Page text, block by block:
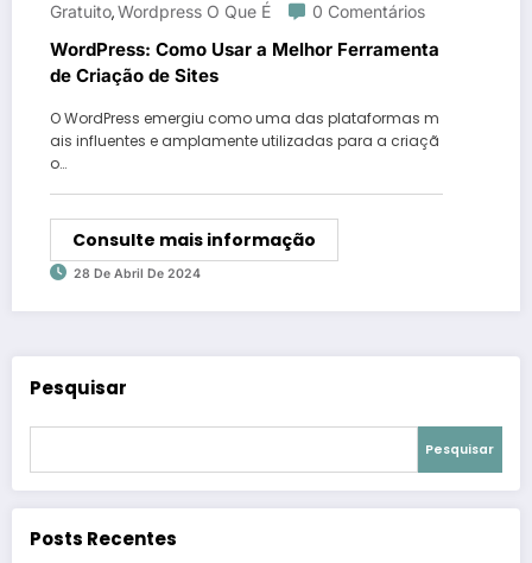
Gratuito,Wordpress O Que É 0 Comentários
WordPress: Como Usar a Melhor Ferramenta
de Criação de Sites
O WordPress emergiu como uma das plataformas m
ais influentes e amplamente utilizadas para a criaçã
o…
Consulte mais informação
28 De Abril De 2024
Pesquisar
Pesquisar
Posts Recentes